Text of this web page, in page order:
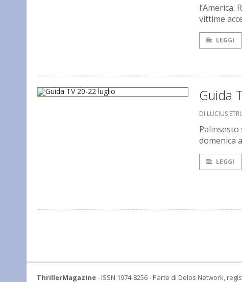
l’America:
vittime
LEGGI
Guida
DI LUCIUS
domenica
LEGGI
ThrillerMagazine- ISSN 1974-8256 - Parte di Delos Network,